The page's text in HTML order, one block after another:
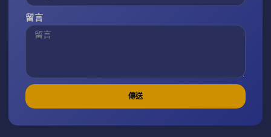
留言
傳送